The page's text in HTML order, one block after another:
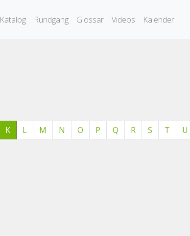
Katalog Rundgang Glossar Videos Kalender
K L M N O P Q R S T U